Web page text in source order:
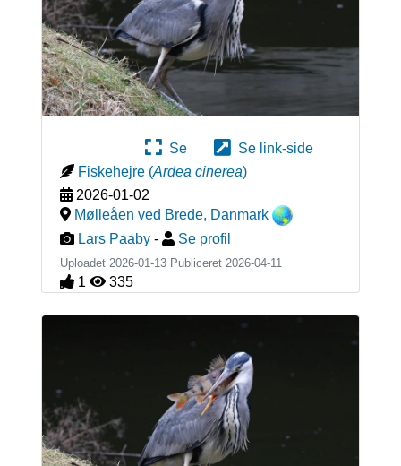
Se
Se link-side
Fiskehejre (Ardea cinerea)
2026-01-02
Mølleåen ved Brede, Danmark
Lars Paaby - Se profil
Uploadet 2026-01-13 Publiceret 2026-04-11
1 335